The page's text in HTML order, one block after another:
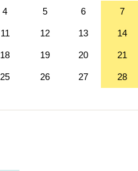
4 5 6 7
11 12 13 14
18 19 20 21
25 26 27 28